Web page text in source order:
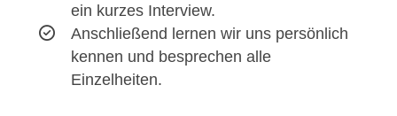
ein kurzes Interview.
Anschließend lernen wir uns persönlich
kennen und besprechen alle
Einzelheiten.